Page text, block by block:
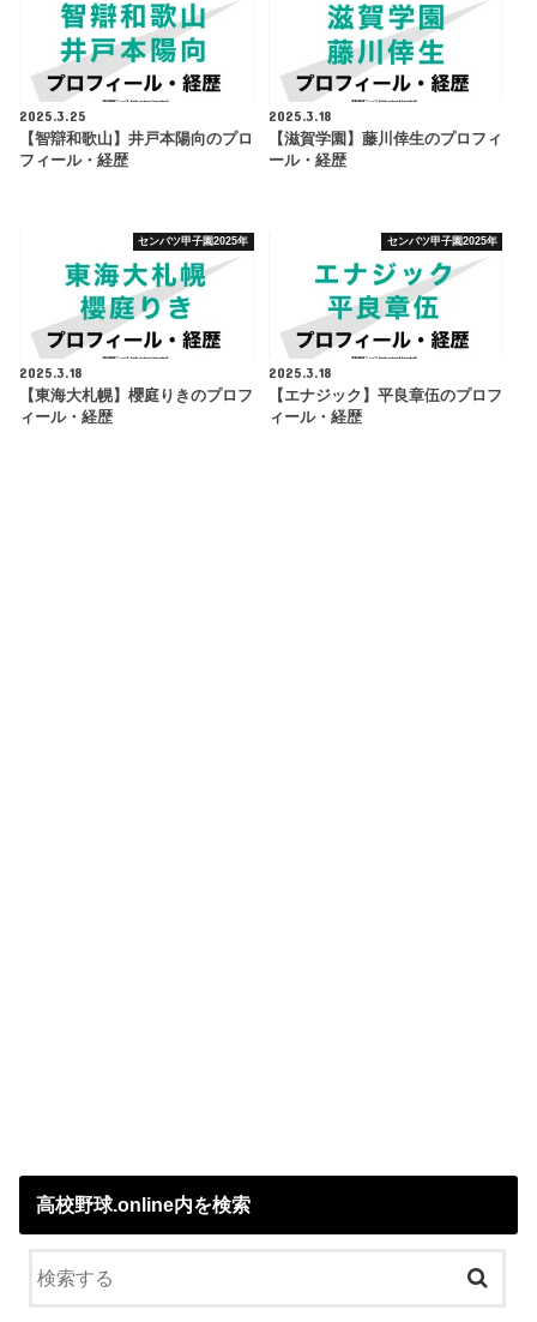
2025.3.25
【智辯和歌山】井戸本陽向のプロ
フィール・経歴
2025.3.18
【滋賀学園】藤川倖生のプロフィ
ール・経歴
センバツ甲子園2025年
2025.3.18
【東海大札幌】櫻庭りきのプロフ
ィール・経歴
センバツ甲子園2025年
2025.3.18
【エナジック】平良章伍のプロフ
ィール・経歴
高校野球.online内を検索